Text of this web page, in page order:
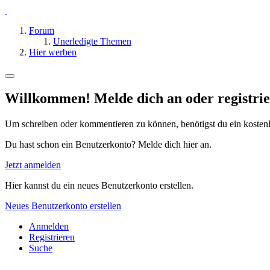
Forum
Unerledigte Themen
Hier werben
Willkommen! Melde dich an oder
Um schreiben oder kommentieren zu können, benötigst du ein
Du hast schon ein Benutzerkonto? Melde dich hier an.
Jetzt anmelden
Hier kannst du ein neues Benutzerkonto erstellen.
Neues Benutzerkonto erstellen
Anmelden
Registrieren
Suche